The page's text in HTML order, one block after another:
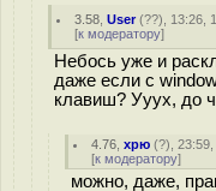
3.58 ,User(??), 13:26,
[к модератору]
Небось уже и
даже если с
клавиш? Ууух, до
4.76 ,хрю (?),
[к модератору]
можно, даже,